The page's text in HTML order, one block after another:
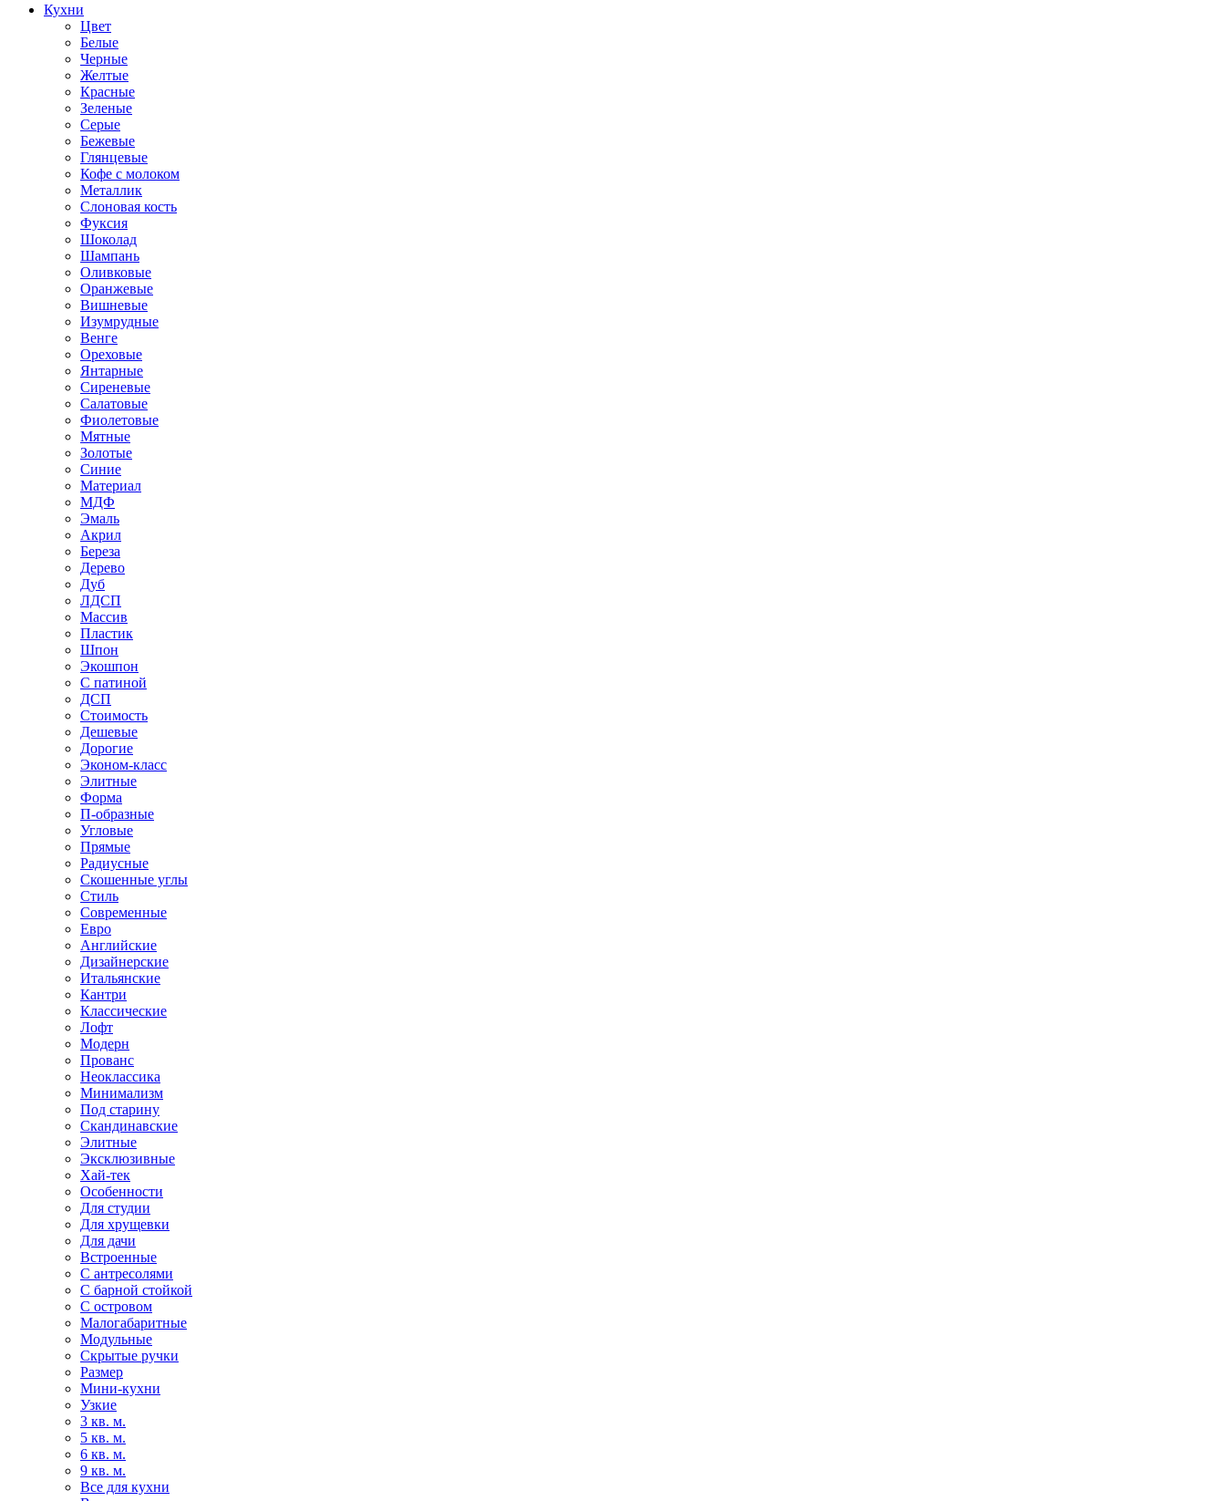
Кухни
Цвет
Белые
Черные
Желтые
Красные
Зеленые
Серые
Бежевые
Глянцевые
Кофе с молоком
Металлик
Слоновая кость
Фуксия
Шоколад
Шампань
Оливковые
Оранжевые
Вишневые
Изумрудные
Венге
Ореховые
Янтарные
Сиреневые
Салатовые
Фиолетовые
Мятные
Золотые
Синие
Материал
МДФ
Эмаль
Акрил
Береза
Дерево
Дуб
ЛДСП
Массив
Пластик
Шпон
Экошпон
С патиной
ДСП
Стоимость
Дешевые
Дорогие
Эконом-класс
Элитные
Форма
П-образные
Угловые
Прямые
Радиусные
Скошенные углы
Стиль
Современные
Евро
Английские
Дизайнерские
Итальянские
Кантри
Классические
Лофт
Модерн
Прованс
Неоклассика
Минимализм
Под старину
Скандинавские
Элитные
Эксклюзивные
Хай-тек
Особенности
Для студии
Для хрущевки
Для дачи
Встроенные
С антресолями
С барной стойкой
С островом
Малогабаритные
Модульные
Скрытые ручки
Размер
Мини-кухни
Узкие
3 кв. м.
5 кв. м.
6 кв. м.
9 кв. м.
Все для кухни